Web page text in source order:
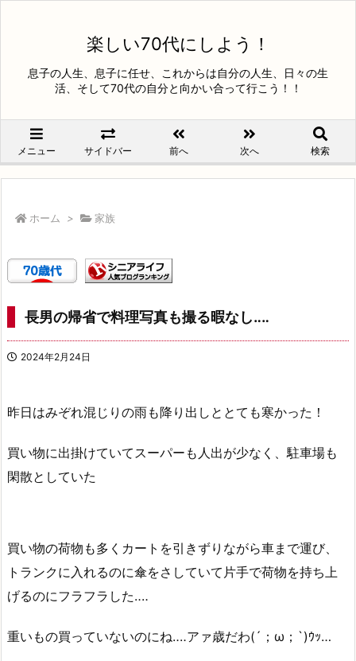
楽しい70代にしよう！
息子の人生、息子に任せ、これからは自分の人生、日々の生
活、そして70代の自分と向かい合って行こう！！
メニュー サイドバー 前へ 次へ 検索
ホーム > 家族
長男の帰省で料理写真も撮る暇なし‥‥
2024年2月24日
昨日はみぞれ混じりの雨も降り出しととても寒かった！
買い物に出掛けていてスーパーも人出が少なく、駐車場も
閑散としていた
買い物の荷物も多くカートを引きずりながら車まで運び、
トランクに入れるのに傘をさしていて片手で荷物を持ち上
げるのにフラフラした‥‥
重いもの買っていないのにね‥‥アァ歳だわ(´；ω；`)ｳｯ…